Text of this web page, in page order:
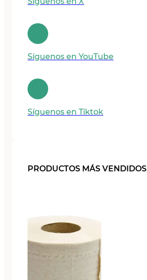
Síguenos en YouTube
Síguenos en Tiktok
PRODUCTOS MÁS VENDIDOS